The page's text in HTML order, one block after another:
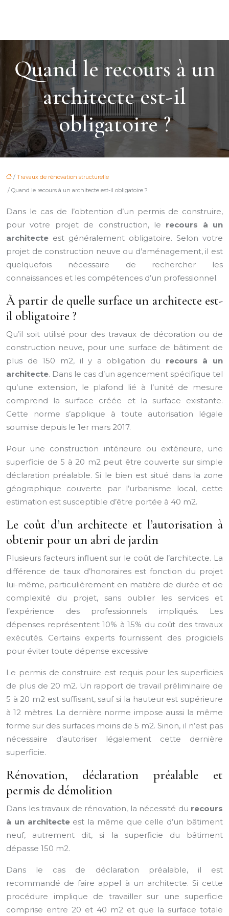
Quand le recours à un
architecte est-il
obligatoire ?
/ Travaux de rénovation structurelle
/ Quand le recours à un architecte est-il obligatoire ?
Dans le cas de l’obtention d’un permis de construire,
pour votre projet de construction, le recours à un
architecte est généralement obligatoire. Selon votre
projet de construction neuve ou d’aménagement, il est
quelquefois nécessaire de rechercher les
connaissances et les compétences d’un professionnel.
À partir de quelle surface un architecte est-
il obligatoire ?
Qu’il soit utilisé pour des travaux de décoration ou de
construction neuve, pour une surface de bâtiment de
plus de 150 m2, il y a obligation du recours à un
architecte. Dans le cas d’un agencement spécifique tel
qu’une extension, le plafond lié à l’unité de mesure
comprend la surface créée et la surface existante.
Cette norme s’applique à toute autorisation légale
soumise depuis le 1er mars 2017.
Pour une construction intérieure ou extérieure, une
superficie de 5 à 20 m2 peut être couverte sur simple
déclaration préalable. Si le bien est situé dans la zone
géographique couverte par l’urbanisme local, cette
estimation est susceptible d’être portée à 40 m2.
Le coût d’un architecte et l’autorisation à
obtenir pour un abri de jardin
Plusieurs facteurs influent sur le coût de l’architecte. La
différence de taux d’honoraires est fonction du projet
lui-même, particulièrement en matière de durée et de
complexité du projet, sans oublier les services et
l’expérience des professionnels impliqués. Les
dépenses représentent 10% à 15% du coût des travaux
exécutés. Certains experts fournissent des progiciels
pour éviter toute dépense excessive.
Le permis de construire est requis pour les superficies
de plus de 20 m2. Un rapport de travail préliminaire de
5 à 20 m2 est suffisant, sauf si la hauteur est supérieure
à 12 mètres. La dernière norme impose aussi la même
forme sur des surfaces moins de 5 m2. Sinon, il n’est pas
nécessaire d’autoriser légalement cette dernière
superficie.
Rénovation, déclaration préalable et
permis de démolition
Dans les travaux de rénovation, la nécessité du recours
à un architecte est la même que celle d’un bâtiment
neuf, autrement dit, si la superficie du bâtiment
dépasse 150 m2.
Dans le cas de déclaration préalable, il est
recommandé de faire appel à un architecte. Si cette
procédure implique de travailler sur une superficie
comprise entre 20 et 40 m2 et que la surface totale